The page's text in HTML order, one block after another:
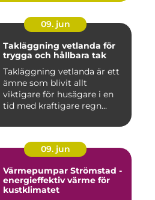
09. jun
Takläggning vetlanda för
trygga och hållbara tak
Takläggning vetlanda är ett
ämne som blivit allt
viktigare för husägare i en
tid med kraftigare regn...
09. jun
Värmepumpar Strömstad -
energieffektiv värme för
kustklimatet